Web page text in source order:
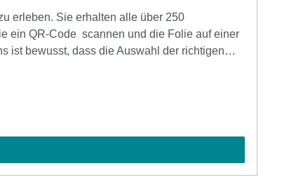
erleben. Sie erhalten alle über 250
ein QR-Code scannen und die Folie auf einer
ist bewusst, dass die Auswahl der richtigen